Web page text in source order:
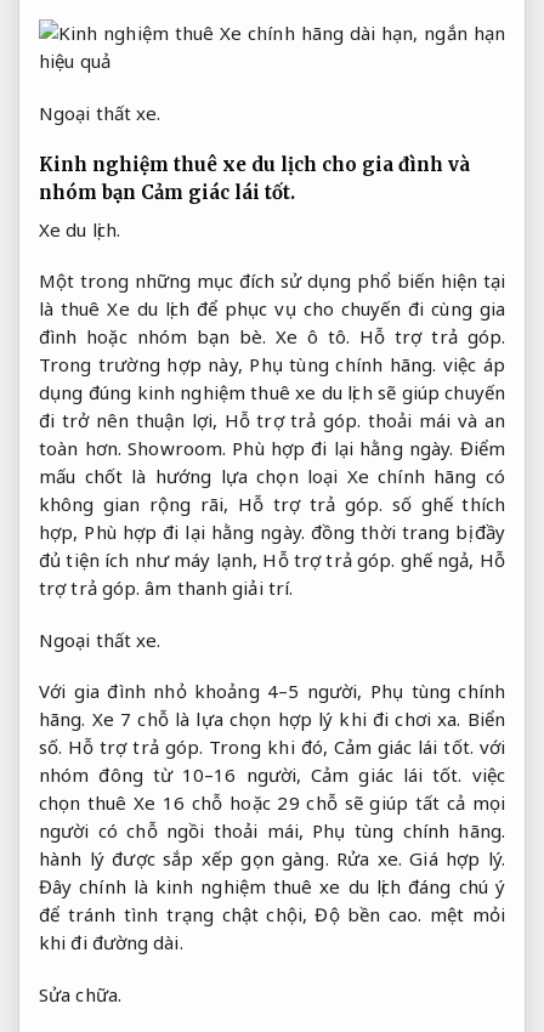
Ngoại thất xe.
Kinh nghiệm thuê xe du lịch cho gia đình và
nhóm bạn Cảm giác lái tốt.
Xe du lịch.
Một trong những mục đích sử dụng phổ biến hiện tại
là thuê Xe du lịch để phục vụ cho chuyến đi cùng gia
đình hoặc nhóm bạn bè.Xe ô tô. Hỗ trợ trả góp.
Trong trường hợp này, Phụ tùng chính hãng. việc áp
dụng đúng kinh nghiệm thuê xe du lịch sẽ giúp chuyến
đi trở nên thuận lợi, Hỗ trợ trả góp. thoải mái và an
toàn hơn.Showroom. Phù hợp đi lại hằng ngày. Điểm
mấu chốt là hướng lựa chọn loại Xe chính hãng có
không gian rộng rãi, Hỗ trợ trả góp. số ghế thích
hợp, Phù hợp đi lại hằng ngày. đồng thời trang bị đầy
đủ tiện ích như máy lạnh, Hỗ trợ trả góp. ghế ngả, Hỗ
trợ trả góp. âm thanh giải trí.
Ngoại thất xe.
Với gia đình nhỏ khoảng 4–5 người, Phụ tùng chính
hãng. Xe 7 chỗ là lựa chọn hợp lý khi đi chơi xa. Biển
số. Hỗ trợ trả góp. Trong khi đó, Cảm giác lái tốt. với
nhóm đông từ 10–16 người,Cảm giác lái tốt. việc
chọn thuê Xe 16 chỗ hoặc 29 chỗ sẽ giúp tất cả mọi
người có chỗ ngồi thoải mái, Phụ tùng chính hãng.
hành lý được sắp xếp gọn gàng. Rửa xe. Giá hợp lý.
Đây chính là kinh nghiệm thuê xe du lịch đáng chú ý
để tránh tình trạng chật chội,Độ bền cao. mệt mỏi
khi đi đường dài.
Sửa chữa.